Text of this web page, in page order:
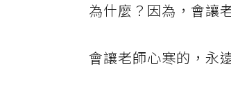
為什麼？因為，會讓
會讓老師心寒的，永